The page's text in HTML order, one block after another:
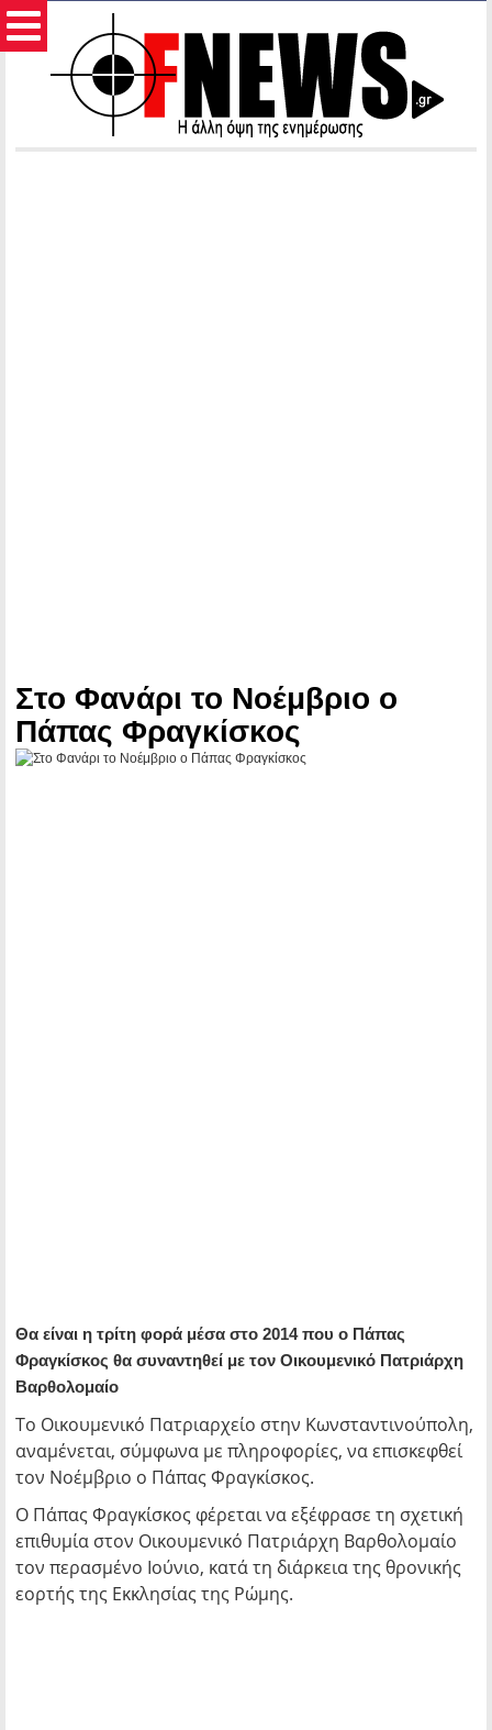
Στο Φανάρι το Νοέμβριο ο
Πάπας Φραγκίσκος
Θα είναι η τρίτη φορά μέσα στο 2014 που ο Πάπας
Φραγκίσκος θα συναντηθεί με τον Οικουμενικό Πατριάρχη
Βαρθολομαίο
Το Οικουμενικό Πατριαρχείο στην Κωνσταντινούπολη,
αναμένεται, σύμφωνα με πληροφορίες, να επισκεφθεί
τον Νοέμβριο ο Πάπας Φραγκίσκος.
Ο Πάπας Φραγκίσκος φέρεται να εξέφρασε τη σχετική
επιθυμία στον Οικουμενικό Πατριάρχη Βαρθολομαίο
τον περασμένο Ιούνιο, κατά τη διάρκεια της θρονικής
εορτής της Εκκλησίας της Ρώμης.